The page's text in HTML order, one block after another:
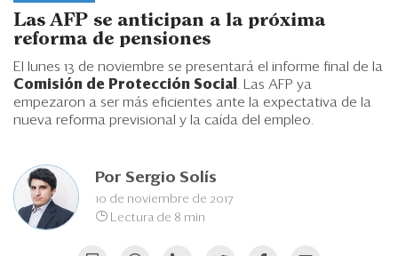
Legal y Política
Eventos
Blogs
Edición Impresa
Las AFP se anticipan a la próxima
reforma de pensiones
El lunes 13 de noviembre se presentará el informe final de la
Comisión de Protección Social
. Las AFP ya
empezaron a ser más eficientes ante la expectativa de la
nueva reforma previsional y la caída del empleo.
Por Sergio Solís
10 de noviembre de 2017
Lectura de 8 min